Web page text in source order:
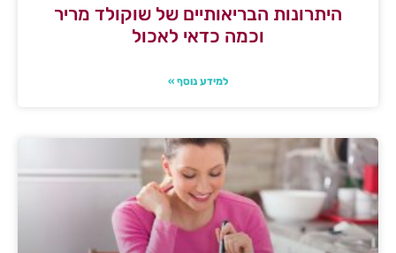
היתרונות הבריאותיים של שוקולד מריר
וכמה כדאי לאכול
למידע נוסף »